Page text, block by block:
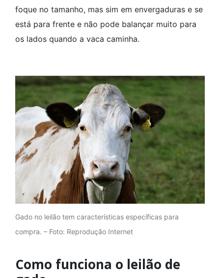
foque no tamanho, mas sim em envergaduras e se
está para frente e não pode balançar muito para
os lados quando a vaca caminha.
Gado no leilão tem características específicas para
compra. – Foto: Reprodução Internet
Como funciona o leilão de